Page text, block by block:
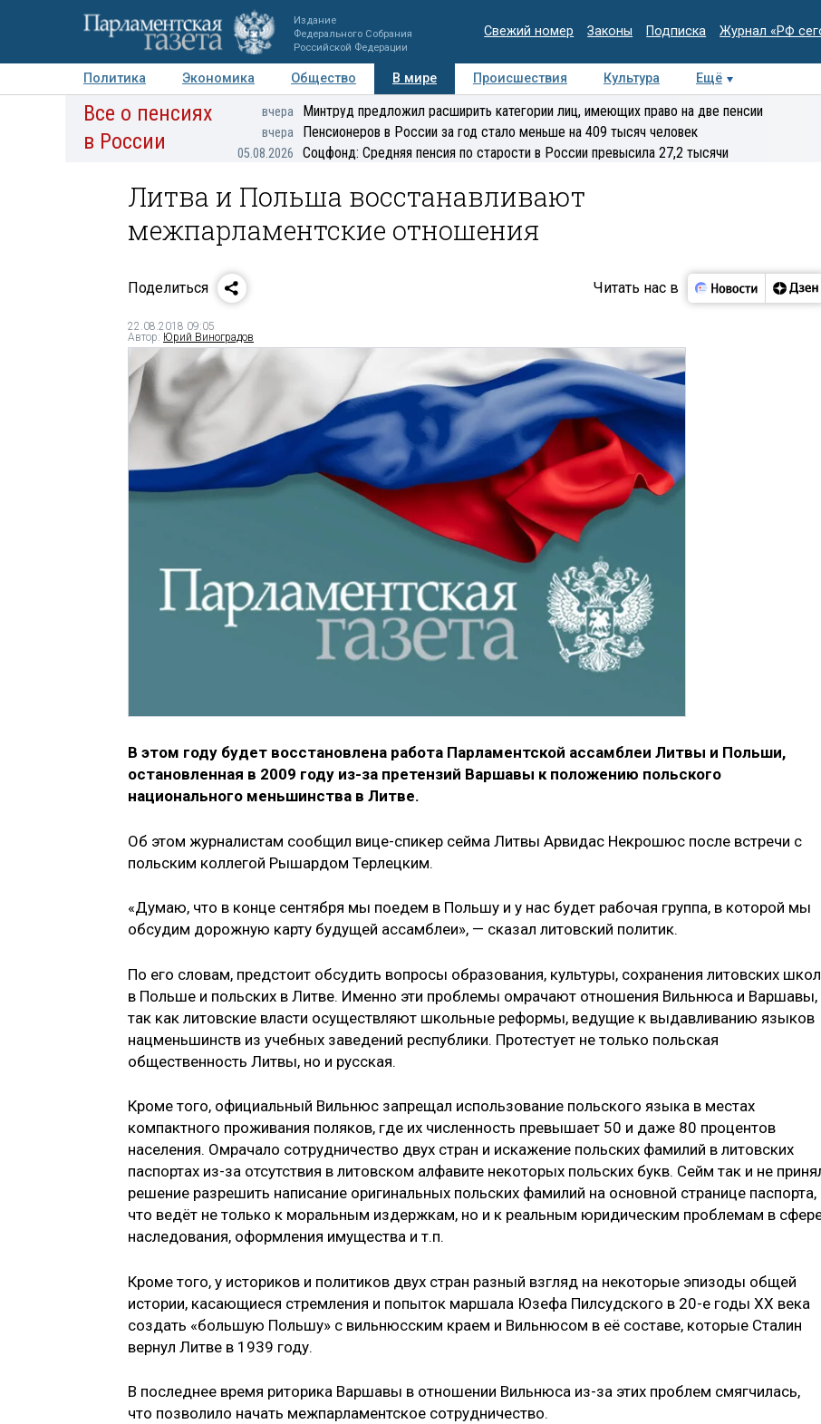
Издание
Федерального Собрания
Российской Федерации
Свежий номер Законы Подписка Журнал «РФ
Политика Экономика Общество В мире Происшествия Культура Ещё
Авторы Персоны Мнения Регионы Медиацентр Интервью Колумнисты
Деловая
Все о пенсиях
в России
вчера Минтруд предложил расширить категории лиц, имеющих право на две пенсии
вчера Пенсионеров в России за год стало меньше на 409 тысяч человек
05.08.2026 Соцфонд: Средняя пенсия по старости в России превысила 27,2 тысячи
Литва и Польша восстанавливают
межпарламентские отношения
Поделиться Читать нас в
22.08.2018 09:05
Автор: Юрий Виноградов
В этом году будет восстановлена работа Парламентской ассамблеи Литвы и Польши,
остановленная в 2009 году из-за претензий Варшавы к положению польского
национального меньшинства в Литве.
Об этом журналистам сообщил вице-спикер сейма Литвы Арвидас Некрошюс после встречи с
польским коллегой Рышардом Терлецким.
«Думаю, что в конце сентября мы поедем в Польшу и у нас будет рабочая группа, в которой мы
обсудим дорожную карту будущей ассамблеи», — сказал литовский политик.
По его словам, предстоит обсудить вопросы образования, культуры, сохранения литовских школ
в Польше и польских в Литве. Именно эти проблемы омрачают отношения Вильнюса и Варшавы,
так как литовские власти осуществляют школьные реформы, ведущие к выдавливанию языков
нацменьшинств из учебных заведений республики. Протестует не только польская
общественность Литвы, но и русская.
Кроме того, официальный Вильнюс запрещал использование польского языка в местах
компактного проживания поляков, где их численность превышает 50 и даже 80 процентов
населения. Омрачало сотрудничество двух стран и искажение польских фамилий в литовских
паспортах из-за отсутствия в литовском алфавите некоторых польских букв. Сейм так и не
решение разрешить написание оригинальных польских фамилий на основной странице паспорта,
что ведёт не только к моральным издержкам, но и к реальным юридическим проблемам в
наследования, оформления имущества и т.п.
Кроме того, у историков и политиков двух стран разный взгляд на некоторые эпизоды общей
истории, касающиеся стремления и попыток маршала Юзефа Пилсудского в 20-е годы XX века
создать «большую Польшу» с вильнюсским краем и Вильнюсом в её составе, которые Сталин
вернул Литве в 1939 году.
В последнее время риторика Варшавы в отношении Вильнюса из-за этих проблем смягчилась,
что позволило начать межпарламентское сотрудничество.